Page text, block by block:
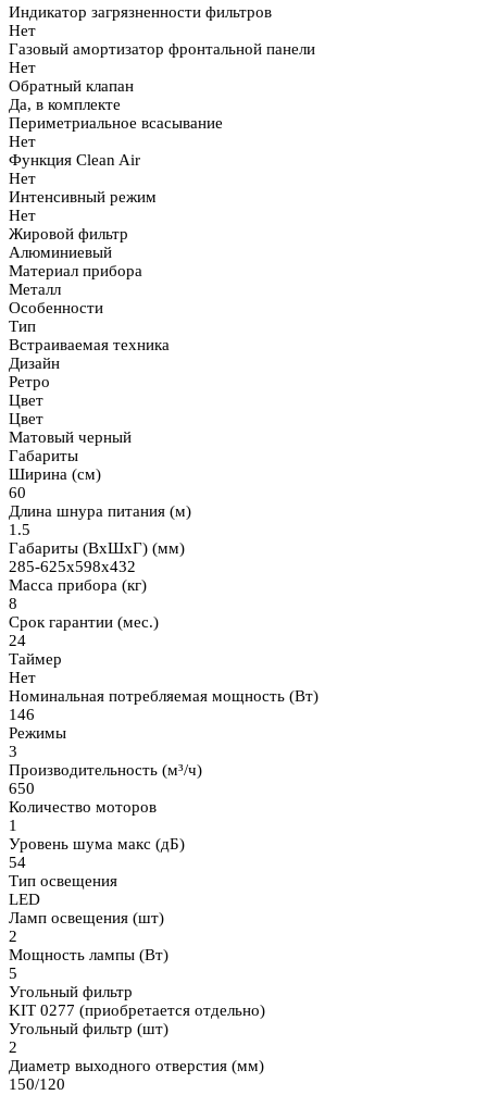
Индикатор загрязненности фильтров
Нет
Газовый амортизатор фронтальной панели
Нет
Обратный клапан
Да, в комплекте
Периметриальное всасывание
Нет
Функция Clean Air
Нет
Интенсивный режим
Нет
Жировой фильтр
Алюминиевый
Материал прибора
Металл
Особенности
Тип
Встраиваемая техника
Дизайн
Ретро
Цвет
Цвет
Матовый черный
Габариты
Ширина (см)
60
Длина шнура питания (м)
1.5
Габариты (ВхШхГ) (мм)
285-625х598х432
Масса прибора (кг)
8
Срок гарантии (мес.)
24
Таймер
Нет
Номинальная потребляемая мощность (Вт)
146
Режимы
3
Производительность (м³/ч)
650
Количество моторов
1
Уровень шума макс (дБ)
54
Тип освещения
LED
Ламп освещения (шт)
2
Мощность лампы (Вт)
5
Угольный фильтр
KIT 0277 (приобретается отдельно)
Угольный фильтр (шт)
2
Диаметр выходного отверстия (мм)
150/120